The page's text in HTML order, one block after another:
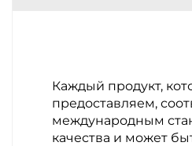
Каждый продукт,
предоставляем,
международным
качества и может